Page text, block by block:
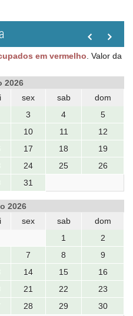
em vermelho Valor da
2026
sex sab
dom
3 4
5
10 11
12
17 18
19
24 25
26
31
2026
sex sab
dom
1
2
7 8
9
14 15
16
21 22
23
28 29
30